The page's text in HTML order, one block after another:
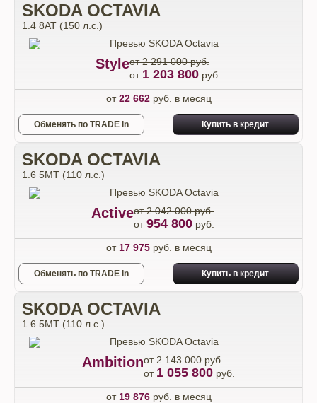
SKODA OCTAVIA
1.4 8AT (150 л.с.)
Styleот 2 291 000 руб.
от 1 203 800 руб.
от22 662руб. в месяц
Обменять по TRADE in Купить в кредит
SKODA OCTAVIA
1.6 5МТ (110 л.с.)
Activeот 2 042 000 руб.
от954 800 руб.
от 17 975руб. в месяц
Обменять по TRADE in Купить в кредит
SKODA OCTAVIA
1.6 5МТ (110 л.с.)
Ambitionот 2 143 000 руб.
от 1 055 800руб.
от 19 876руб. в месяц